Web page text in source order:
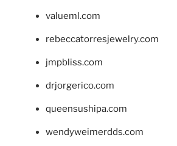
valueml.com
rebeccatorresjewelry.com
jmpbliss.com
drjorgerico.com
queensushipa.com
wendyweimerdds.com